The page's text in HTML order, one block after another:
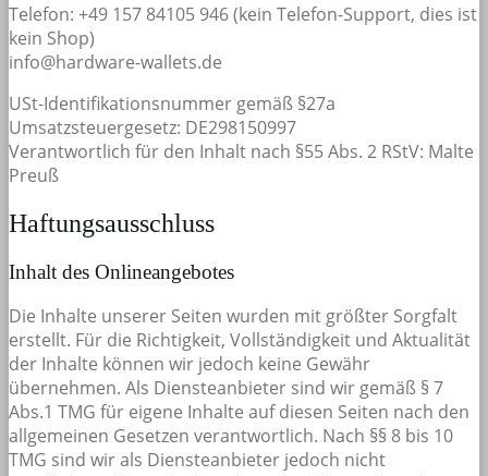
Telefon: +49 157 84105 946 (kein Telefon-Support, dies ist
kein Shop)
info@hardware-wallets.de
USt-Identifikationsnummer gemäß §27a
Umsatzsteuergesetz: DE298150997
Verantwortlich für den Inhalt nach §55 Abs. 2 RStV: Malte
Preuß
Haftungsausschluss
Inhalt des Onlineangebotes
Die Inhalte unserer Seiten wurden mit größter Sorgfalt
erstellt. Für die Richtigkeit, Vollständigkeit und Aktualität
der Inhalte können wir jedoch keine Gewähr
übernehmen. Als Diensteanbieter sind wir gemäß § 7
Abs.1 TMG für eigene Inhalte auf diesen Seiten nach den
allgemeinen Gesetzen verantwortlich. Nach §§ 8 bis 10
TMG sind wir als Diensteanbieter jedoch nicht